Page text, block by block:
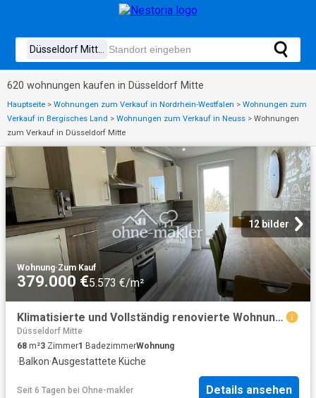
620 wohnungen kaufen in Düsseldorf Mitte
Hauptseite > Wohnungen zum Verkauf in Nordrhein-Westfalen > Wohnungen zum
Verkauf in Bergisches Land > Wohnungen zum Verkauf in Neuss > Wohnungen
zum Verkauf in Düsseldorf Mitte
12 bilder
Wohnung·Zum Kauf
379.000 €5.573 €/m²
Klimatisierte und Vollständig renovierte Wohnung mit 3 Zimmern, Balkon und Einbauküche in Düsseldorf
Düsseldorf Mitte
68 m²3 Zimmer1 BadezimmerWohnung
·Balkon·Ausgestattete Küche
Seit 6 Tagen bei Ohne-makler Details ansehen